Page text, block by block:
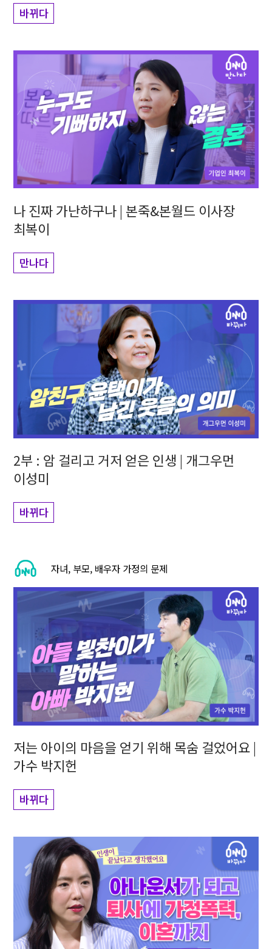
바뀌다
나 진짜 가난하구나 | 본죽&본월드 이사장
최복이
만나다
2부 : 암 걸리고 거저 얻은 인생 | 개그우먼
이성미
바뀌다
자녀, 부모, 배우자 가정의 문제
저는 아이의 마음을 얻기 위해 목숨 걸었어요 |
가수 박지헌
바뀌다